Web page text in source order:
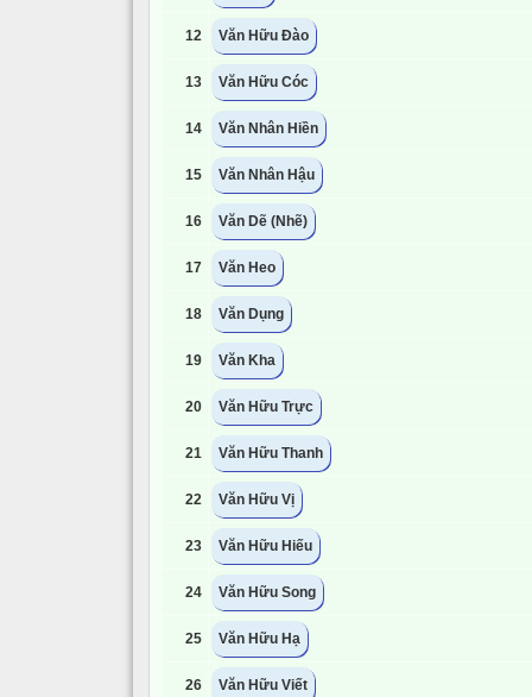
12 Văn Hữu Đào
13 Văn Hữu Cóc
14 Văn Nhân Hiền
15 Văn Nhân Hậu
16 Văn Dẽ (Nhẽ)
17 Văn Heo
18 Văn Dụng
19 Văn Kha
20 Văn Hữu Trực
21 Văn Hữu Thanh
22 Văn Hữu Vị
23 Văn Hữu Hiếu
24 Văn Hữu Song
25 Văn Hữu Hạ
26 Văn Hữu Viết